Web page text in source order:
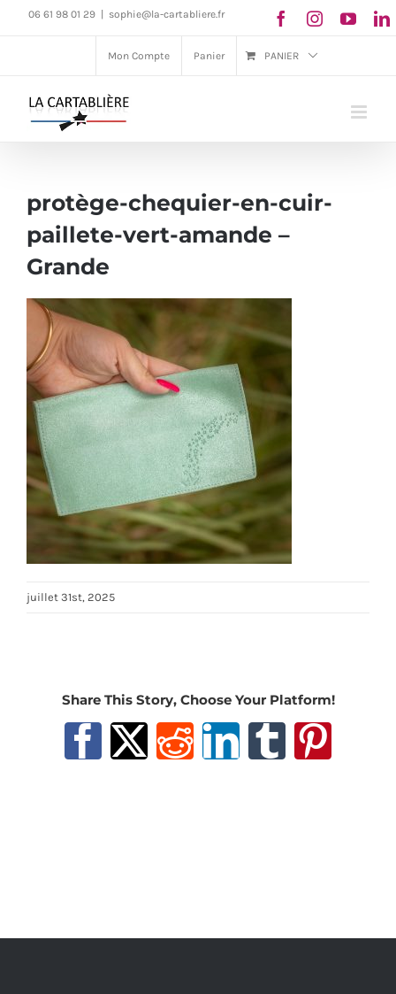
Passer06 61 98 01 29 sophie@la-cartabliere.fr
Mon Compte Panier PANIER
protège-chequier-en-cuir-
paillete-vert-amande –
Grande
juillet 31st, 2025
Share This Story, Choose Your Platform!
Facebook
X RedditLinkedIn
Tumblr